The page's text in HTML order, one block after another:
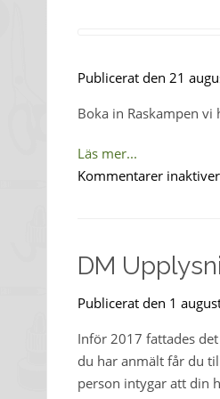
Publicerat den 21
Boka in Raskampen
Läs mer...
Kommentarer
DM
Publicerat den 1
Inför 2017 fattades
du har anmält får du
person intygar att din